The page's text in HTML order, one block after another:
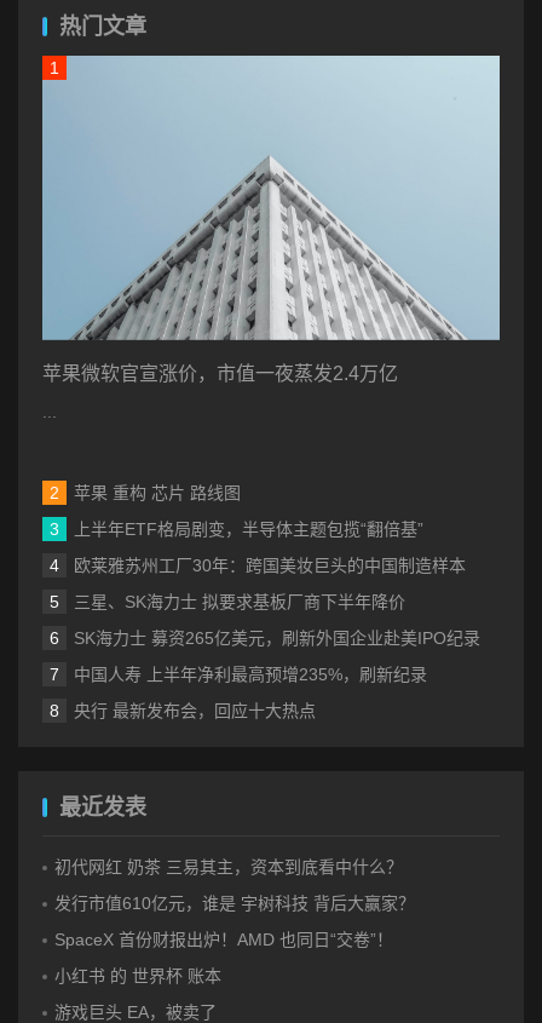
热门文章
苹果微软官宣涨价，市值一夜蒸发2.4万亿
苹果 重构 芯片 路线图
上半年ETF格局剧变，半导体主题包揽“翻倍基”
欧莱雅苏州工厂30年：跨国美妆巨头的中国制造样本
三星、SK海力士 拟要求基板厂商下半年降价
SK海力士 募资265亿美元，刷新外国企业赴美IPO纪录
中国人寿 上半年净利最高预增235%，刷新纪录
央行 最新发布会，回应十大热点
最近发表
初代网红 奶茶 三易其主，资本到底看中什么？
发行市值610亿元，谁是 宇树科技 背后大赢家？
SpaceX 首份财报出炉！AMD 也同日“交卷”！
小红书 的 世界杯 账本
游戏巨头 EA，被卖了